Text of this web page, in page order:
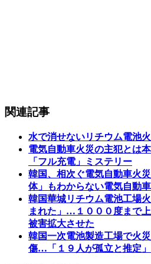
関連記事
水で消せないリチウム電池
電気自動車火災の主犯とは
「フル充電」ミステリー
韓国、相次ぐ電気自動車火
体」もわからない電気自動
韓国華城リチウム電池工場
まれた」…１０００度まで
被害拡大させた
韓国一次電池製造工場で火
傷…「１９人が孤立と推定」